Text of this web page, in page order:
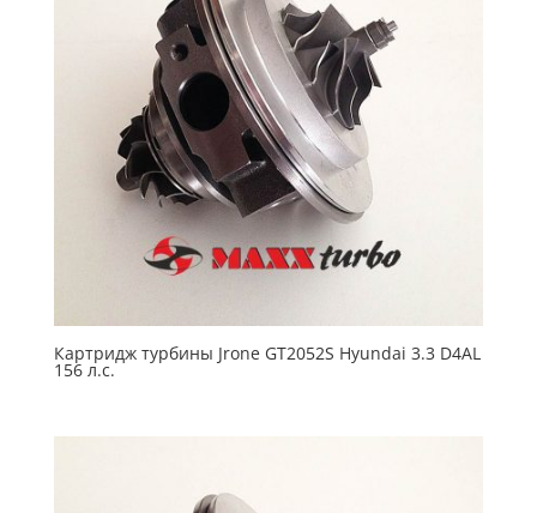
Картридж турбины Jrone GT2052S Hyundai 3.3 D4AL
156 л.с.